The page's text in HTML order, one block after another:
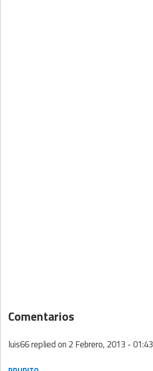
Comentarios
luis66replied on 2 Febrero, 2013 - 01:43